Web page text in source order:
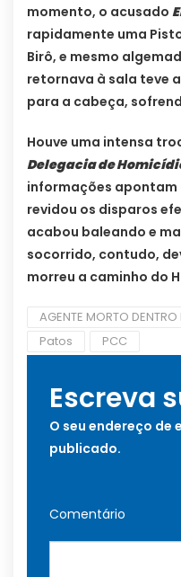
momento, o acusado
rapidamente uma
Birô, e mesmo
retornava à sala teve
para a cabeça,
Houve uma intensa
Delegacia de
informações apontam
revidou os disparos
acabou baleando e
socorrido, contudo,
morreu a caminho do
AGENTE MORTO
Patos
PCC
Escreva
O seu endereço de
publicado.
Comentário